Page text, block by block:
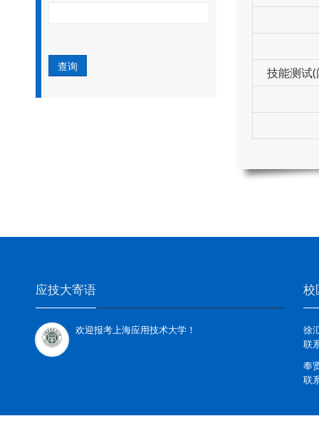
技能测试
应技大寄语
欢迎报考上海应用技术大学！
校
徐
联
奉
联